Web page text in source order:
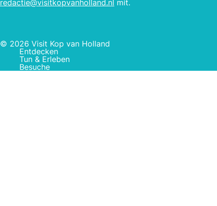
redactie@visitkopvanholland.nl mit.
© 2026 Visit Kop van Holland
Entdecken
Tun & Erleben
Besuche